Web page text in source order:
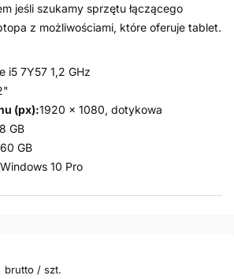
jeśli szukamy sprzętu łączącego
z możliwościami, które oferuje tablet.
i5 7Y57 1,2 GHz
(px):1920 x 1080, dotykowa
8 GB
GB
Windows 10 Pro
brutto / szt.